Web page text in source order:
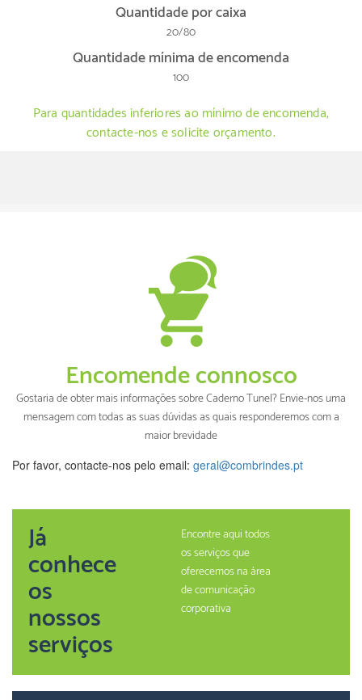
Quantidade por caixa
20/80
Quantidade mínima de encomenda
100
Para quantidades inferiores ao mínimo de encomenda,
contacte-nos e solicite orçamento.
Encomende connosco
Gostaria de obter mais informações sobre Caderno Tunel? Envie-nos uma
mensagem com todas as suas dúvidas as quais responderemos com a
maior brevidade
Por favor, contacte-nos pelo email: geral@combrindes.pt
Já
conhece
os
nossos
serviços
Encontre aqui todos
os serviços que
oferecemos na àrea
de comunicação
corporativa